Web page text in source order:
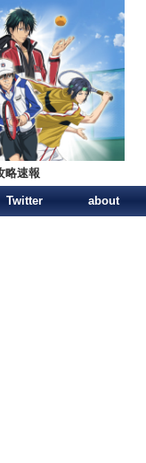
略速報
Twitter about